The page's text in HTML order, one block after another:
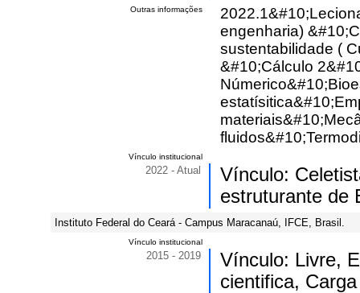
Outras informações
engenharia)
sustentabilidade (
&#10;Cálculo
Vínculo institucional
2022 - Atual
Vínculo:
estruturante de
Instituto Federal do Ceará - Campus Maracanaú, IFCE, Brasil.
Vínculo institucional
2015 - 2019
Vínculo: Livre,
cientifica,